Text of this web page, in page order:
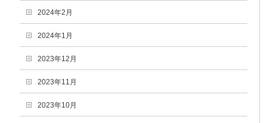
2024年2月
2024年1月
2023年12月
2023年11月
2023年10月